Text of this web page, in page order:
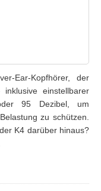
Ear-Kopfhörer, der
einstellbarer
95 Dezibel, um
zu schützen.
K4 darüber hinaus?